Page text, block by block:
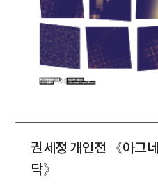
권세정 개인전 《아그
닥》